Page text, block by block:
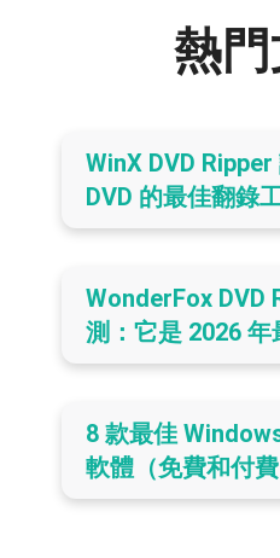
熱
WinX DVD
DVD 的最佳翻錄
WonderFox DVD
測：它是 2026 年
8 款最佳
軟體（免費和付費